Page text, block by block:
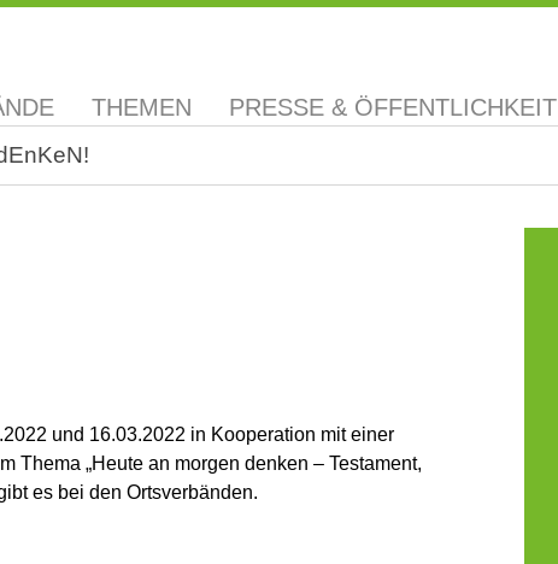
THEMEN PRESSE & ÖFFENTLICHKEIT
und 16.03.2022 in Kooperation mit einer
Thema „Heute an morgen denken – Testament,
es bei den Ortsverbänden.